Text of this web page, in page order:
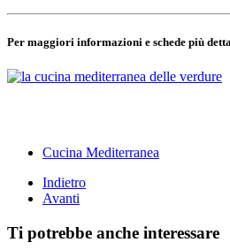
Per maggiori informazioni e schede più
Cucina Mediterranea
Indietro
Avanti
Ti potrebbe anche interessare